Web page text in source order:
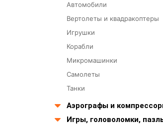
Автомобили
Вертолеты и квадракоптеры
Игрушки
Корабли
Микромашинки
Самолеты
Танки
Аэрографы и
Игры, головоломки,